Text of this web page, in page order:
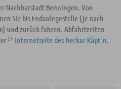
Nachbarstadt Benningen. Von
Sie bis Endanlegestelle (je nach
und zurück fahren. Abfahrtzeiten
Internetseite des Neckar Käpt´n